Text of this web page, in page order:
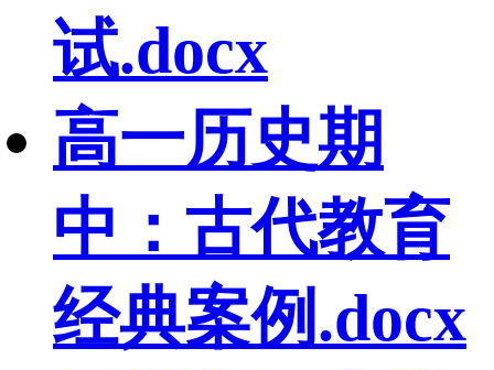
试.docx
高一历史期
中：古代教育
经典案例.docx